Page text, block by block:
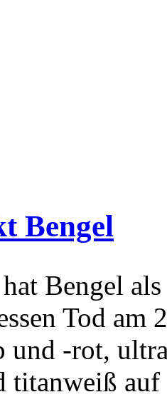
Bengel
Bengel
Tod am
und -rot,
titanweiß